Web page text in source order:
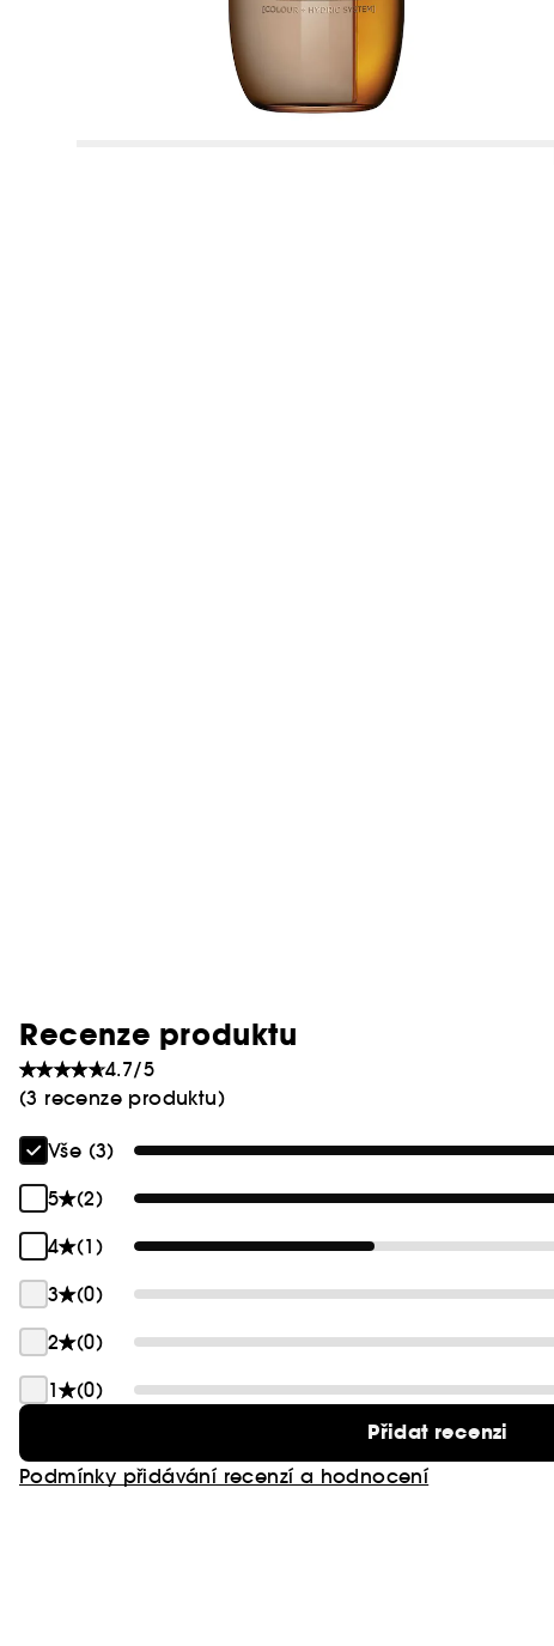
Recenze produktu
4.7/5
(3 recenze produktu)
Vše (3)
5
(2)
4
(1)
3
(0)
2
(0)
1
(0)
Přidat recenzi
Podmínky přidávání recenzí a hodnocení